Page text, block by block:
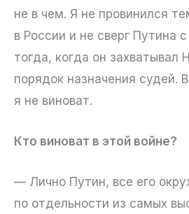
не в чем. Я не провинился
в России и не сверг Путина
тогда, когда он захватывал
порядок назначения судей.
я не виноват.
Кто виноват в этой войне?
— Лично Путин, все его
по отдельности из самых